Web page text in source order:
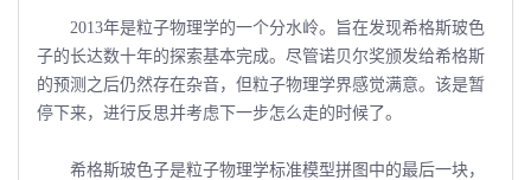
2013年是粒子物理学的一个分水岭。旨在发现希格斯玻色
子的长达数十年的探索基本完成。尽管诺贝尔奖颁发给希格斯
的预测之后仍然存在杂音，但粒子物理学界感觉满意。该是暂
停下来，进行反思并考虑下一步怎么走的时候了。
希格斯玻色子是粒子物理学标准模型拼图中的最后一块，